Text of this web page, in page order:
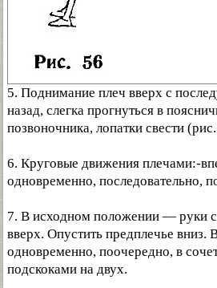
5. Поднимание плеч вверх с
назад, слегка прогнуться в
позвоночника, лопатки свести
6. Круговые движения плечами:-
одновременно, последовательно,
7. В исходном положении — руки
вверх. Опустить предплечье вниз.
одновременно, поочередно, в
подскоками на двух.